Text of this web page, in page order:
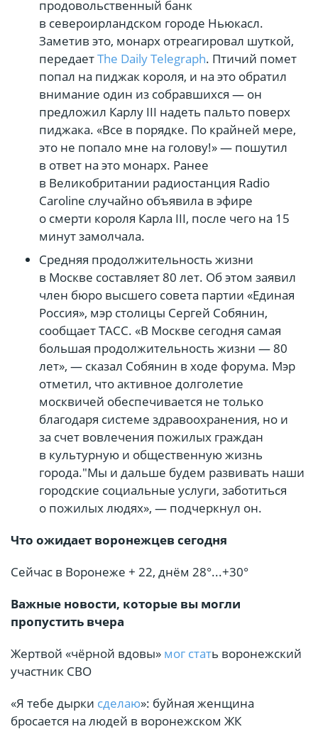
продовольственный банк
в североирландском городе Ньюкасл.
Заметив это, монарх отреагировал шуткой,
передаетThe Daily Telegraph. Птичий помет
попал на пиджак короля, и на это обратил
внимание один из собравшихся — он
предложил Карлу III надеть пальто поверх
пиджака. «Все в порядке. По крайней мере,
это не попало мне на голову!» — пошутил
в ответ на это монарх. Ранее
в Великобритании радиостанция Radio
Caroline случайно объявила в эфире
о смерти короля Карла III, после чего на 15
минут замолчала.
Средняя продолжительность жизни
в Москве составляет 80 лет. Об этом заявил
член бюро высшего совета партии «Единая
Россия», мэр столицы Сергей Собянин,
сообщает ТАСС. «В Москве сегодня самая
большая продолжительность жизни — 80
лет», — сказал Собянин в ходе форума. Мэр
отметил, что активное долголетие
москвичей обеспечивается не только
благодаря системе здравоохранения, но и
за счет вовлечения пожилых граждан
в культурную и общественную жизнь
города."Мы и дальше будем развивать наши
городские социальные услуги, заботиться
о пожилых людях», — подчеркнул он.
Что ожидает воронежцев сегодня
Сейчас в Воронеже + 22, днём 28°...+30°
Важные новости, которые вы могли
пропустить вчера
Жертвой «чёрной вдовы» мог стать воронежский
участник СВО
«Я тебе дырки сделаю»: буйная женщина
бросается на людей в воронежском ЖК